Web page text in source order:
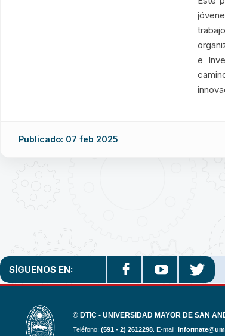
e
Publicado: 07 feb 2025
SÍGUENOS EN:
© DTIC - UNIVERSIDAD MAYOR DE SAN
Teléfono: (591 - 2) 2612298 . E-mail: